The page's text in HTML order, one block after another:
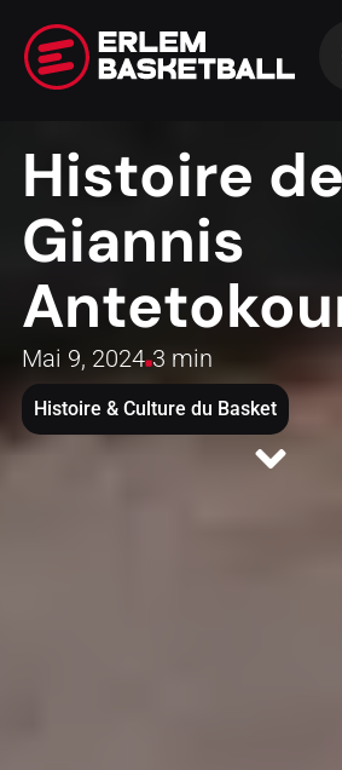
Histoire de
Giannis
Mai 9, 2024 3 min
Histoire & Culture du Basket